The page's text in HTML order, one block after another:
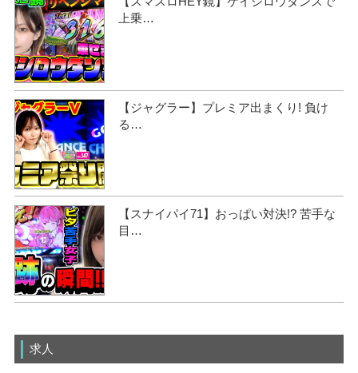
上乗…
【ジャグラー】プレミア出まくり! 負け
る…
【スナイパイ71】おっぱい対決!? 苦手な
目…
求人